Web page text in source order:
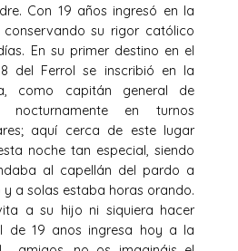
Con 19 años ingresó en la
su rigor católico
En su primer destino en el
del Ferrol se inscribió en la
como capitán general de
nocturnamente en turnos
aquí cerca de este lugar
noche tan especial, siendo
al capellán del pardo a
y a solas estaba horas orando.
a su hijo ni siquiera hacer
de 19 anos ingresa hoy a la